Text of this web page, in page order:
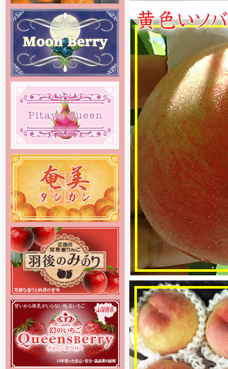
[2018年12月27日]
12月29日～1月6日を冬季休暇と
させて頂きます。 何卒ご理解の
程、お願い申し上げます。
[2018年10月30日 ]
姉妹店-無農薬 いちご専門通販の
予約販売をスタートしました！8種
類のクイーンズベリー最高級 無農
薬 いちごを詰合せを山梨産地直送
でご家庭へお届け致します。
[2018年10月22日 ]
姉妹店-りんご専門通販、2018年
度の出荷をスタートしました！絶品
りんごを産地直送でご家庭へお届け
致します。
[2018年10月19日 ]
姉妹店-2018年度ラ・フランス専
門通販の予約販売をスタートしまし
た。商品の発送は11月中旬頃からを
予定しております。お楽しみに。
[2018年4月6日]
姉妹店-2018年度さくらんぼ専門
通販の予約販売をスタートしまし
た。商品の発送は5月初旬頃からを
予定しております。お楽しみに
[2017年12月27日]
12月29日～1月4日を冬季休暇と
させて頂きます。 何卒ご理解の
程、お願い申し上げます。
[2017年8月10日]
8月11日～8月16日を夏季休暇と
させて頂きます。何卒、ご理解の程
お願い申し上げます。